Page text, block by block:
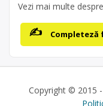
Vezi mai multe
Copyright © 2015